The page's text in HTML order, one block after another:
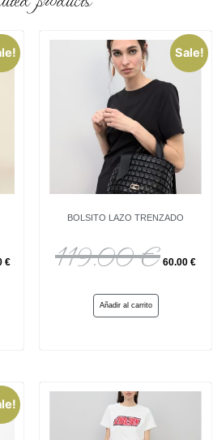
€
Sale!
BOLSITO LAZO TRENZADO
119.00€ 60.00 €
Añadir al carrito